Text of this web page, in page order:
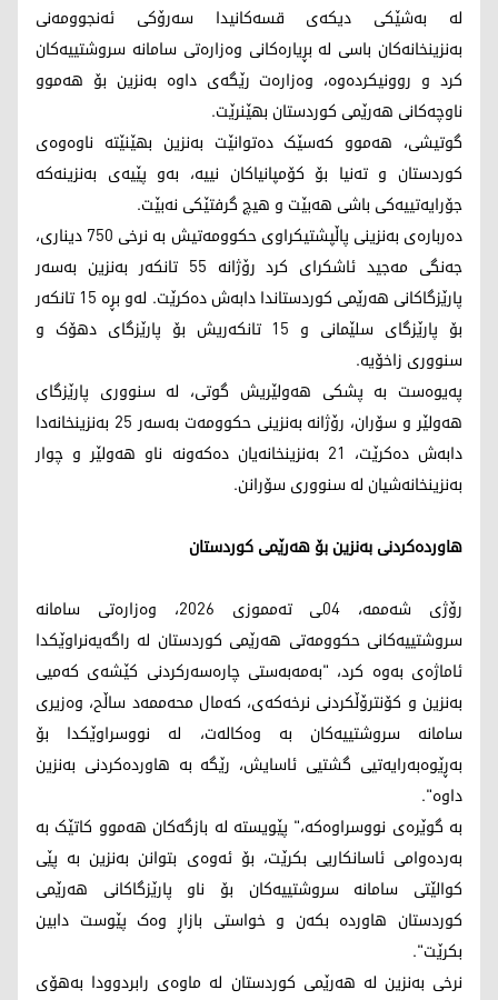
لە بەشێکی دیکەی قسەکانیدا سەرۆکی ئەنجوومەنی
بەنزینخانەکان باسی لە بڕیارەکانی وەزارەتی سامانە سروشتییەکان
کرد و روونیکردەوە، وەزارەت رێگەی داوە بەنزین بۆ هەموو
ناوچەکانی هەرێمی کوردستان بهێنرێت.
گوتیشی، هەموو کەسێک دەتوانێت بەنزین بهێنێتە ناوەوەی
کوردستان و تەنیا بۆ کۆمپانیاکان نییە، بەو پێیەی بەنزینەکە
جۆرایەتییەکی باشی هەبێت و هیچ گرفتێکی نەبێت.
دەربارەی بەنزینی پاڵپشتیکراوی حکوومەتیش بە نرخی 750 دیناری،
جەنگی مەجید ئاشکرای کرد رۆژانە 55 تانکەر بەنزین بەسەر
پارێزگاکانی هەرێمی کوردستاندا دابەش دەکرێت. لەو بڕە 15 تانکەر
بۆ پارێزگای سلێمانی و 15 تانکەریش بۆ پارێزگای دهۆک و
سنووری زاخۆیە.
پەیوەست بە پشکی هەولێریش گوتی، لە سنووری پارێزگای
هەولێر و سۆران، رۆژانە بەنزینی حکوومەت بەسەر 25 بەنزینخانەدا
دابەش دەکرێت، 21 بەنزینخانەیان دەکەونە ناو هەولێر و چوار
بەنزینخانەشیان لە سنووری سۆرانن.
هاوردەکردنی بەنزین بۆ هەرێمی کوردستان
رۆژی شەممە، 04ـی تەمموزی 2026، وەزارەتی سامانە
سروشتییەکانی حکوومەتی هەرێمی کوردستان لە راگەیەنراوێکدا
ئاماژەی بەوە کرد، "بەمەبەستی چارەسەركردنی كێشەی كەمیی
بەنزین و كۆنترۆڵكردنی نرخەكەی، کەمال محەممەد ساڵح، وەزیری
سامانە سروشتییەکان بە وەکالەت، لە نووسراوێکدا بۆ
بەڕێوەبەرایەتیی گشتیی ئاسایش، رێگە بە هاوردەکردنی بەنزین
داوە".
بە گوێرەی نووسراوەکە،" پێویستە لە بازگەکان هەموو کاتێک بە
بەردەوامی ئاسانکاریی بکرێت، بۆ ئەوەی بتوانن بەنزین بە پێی
کوالێتی سامانە سروشتییەكان بۆ ناو پارێزگاکانی هەرێمی
کوردستان هاوردە بکەن و خواستی بازاڕ وەک پێوست دابین
بکرێت".
نرخی بەنزین لە هەرێمی کوردستان لە ماوەی رابردوودا بەهۆی